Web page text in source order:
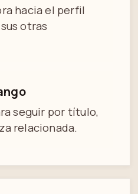
hacia el perfil
otras
seguir por título,
relacionada.